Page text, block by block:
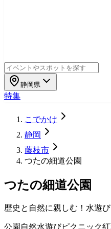
静岡県
特集
こでかけ
静岡
藤枝市
つたの細道公園
つたの細道公園
歴史と自然に親しむ！水遊
公園 自然水遊びピクニック